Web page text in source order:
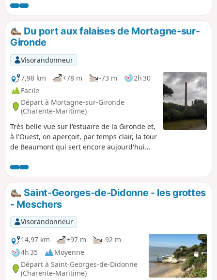
les vestiges du Mur de l'Atlantique ; au large, le célèbre
phare de Cordouan, le Versailles de la mer, et à droite en
regardant l'embouchure, vue sur Royan et Saint-Georges-
de-Didonne.
Du port aux falaises de Mortagne-sur-
Gironde
Visorandonneur
7,98 km
+78 m -73 m
2h 30
Facile
Départ à Mortagne-sur-Gironde
(Charente-Maritime)
Très belle vue sur l'estuaire de la Gironde et,
à l'Ouest, on aperçoit, par temps clair, la tour
de Beaumont qui sert encore aujourd'hui
Saint-Georges-de-Didonne - les grottes
- Meschers
Visorandonneur
14,97 km
+97 m
-92 m
4h 35
Moyenne
Départ à Saint-Georges-de-Didonne
(Charente-Maritime)